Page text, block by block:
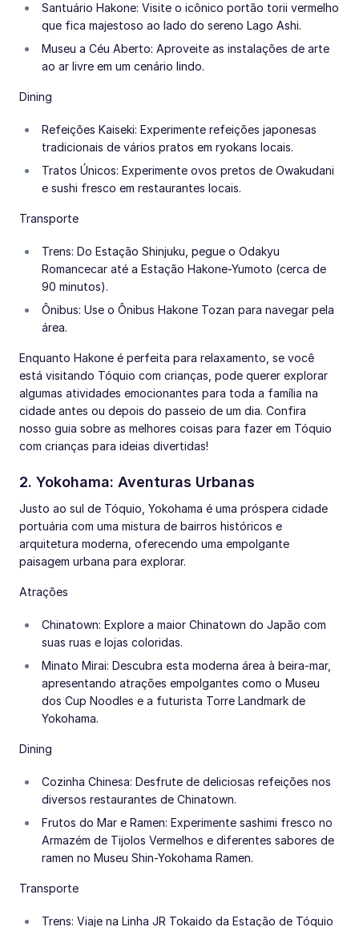
Santuário Hakone: Visite o icônico portão torii vermelho
que fica majestoso ao lado do sereno Lago Ashi.
Museu a Céu Aberto: Aproveite as instalações de arte
ao ar livre em um cenário lindo.
Dining
Refeições Kaiseki: Experimente refeições japonesas
tradicionais de vários pratos em ryokans locais.
Tratos Únicos: Experimente ovos pretos de Owakudani
e sushi fresco em restaurantes locais.
Transporte
Trens: Do Estação Shinjuku, pegue o Odakyu
Romancecar até a Estação Hakone-Yumoto (cerca de
90 minutos).
Ônibus: Use o Ônibus Hakone Tozan para navegar pela
área.
Enquanto Hakone é perfeita para relaxamento, se você
está visitando Tóquio com crianças, pode querer explorar
algumas atividades emocionantes para toda a família na
cidade antes ou depois do passeio de um dia. Confira
nosso guia sobre as melhores coisas para fazer em Tóquio
com crianças para ideias divertidas!
2. Yokohama: Aventuras Urbanas
Justo ao sul de Tóquio, Yokohama é uma próspera cidade
portuária com uma mistura de bairros históricos e
arquitetura moderna, oferecendo uma empolgante
paisagem urbana para explorar.
Atrações
Chinatown: Explore a maior Chinatown do Japão com
suas ruas e lojas coloridas.
Minato Mirai: Descubra esta moderna área à beira-mar,
apresentando atrações empolgantes como o Museu
dos Cup Noodles e a futurista Torre Landmark de
Yokohama.
Dining
Cozinha Chinesa: Desfrute de deliciosas refeições nos
diversos restaurantes de Chinatown.
Frutos do Mar e Ramen: Experimente sashimi fresco no
Armazém de Tijolos Vermelhos e diferentes sabores de
ramen no Museu Shin-Yokohama Ramen.
Transporte
Trens: Viaje na Linha JR Tokaido da Estação de Tóquio